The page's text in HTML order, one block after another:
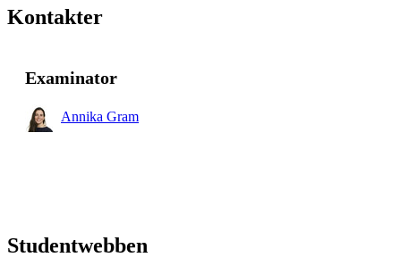
Kontakter
Examinator
Annika Gram
Studentwebben